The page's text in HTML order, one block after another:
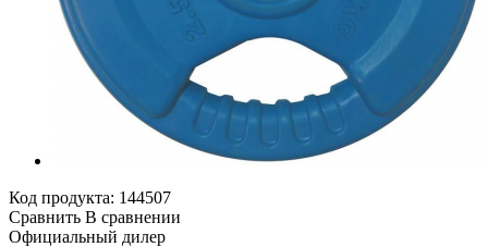
Код продукта: 144507
Сравнить В сравнении
Официальный дилер